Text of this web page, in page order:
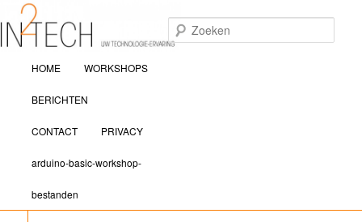
IN2TECH
Spring naar de primaire inhoud
Spring naar de secundaire inhoud
HOME WORKSHOPS
BERICHTEN
CONTACT PRIVACY
arduino-basic-workshop-
bestanden